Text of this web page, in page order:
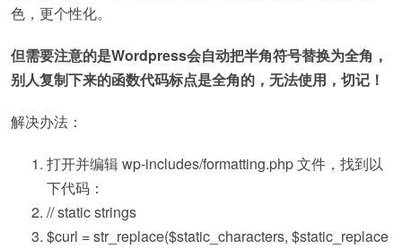
色，更个性化。
但需要注意的是Wordpress会自动把半角符号替换为全角，
别人复制下来的函数代码标点是全角的，无法使用，切记！
解决办法：
打开并编辑 wp-includes/formatting.php 文件，找到以
下代码：
// static strings
$curl =str_replace($static_characters, $static_replace